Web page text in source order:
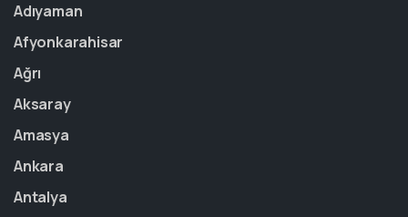
Adıyaman
Afyonkarahisar
Ağrı
Aksaray
Amasya
Ankara
Antalya